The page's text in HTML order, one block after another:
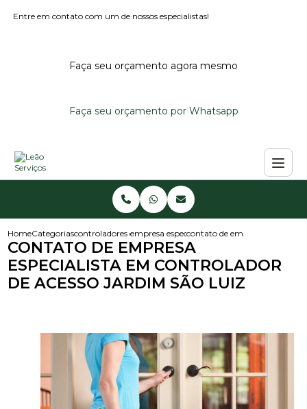
Entre em contato com um de nossos especialistas!
Faça seu orçamento agora mesmo
Faça seu orçamento por Whatsapp
HomeCategoriascontroladores de acessoempresa especialista em controlador de
contato de empresa
CONTATO DE EMPRESA
ESPECIALISTA EM CONTROLADOR
DE ACESSO JARDIM SÃO LUIZ